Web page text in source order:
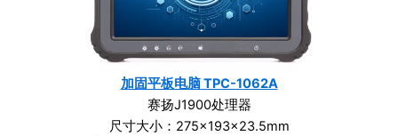
加固平板电脑 TPC-1062A
赛扬J1900处理器
尺寸大小：275×193×23.5mm